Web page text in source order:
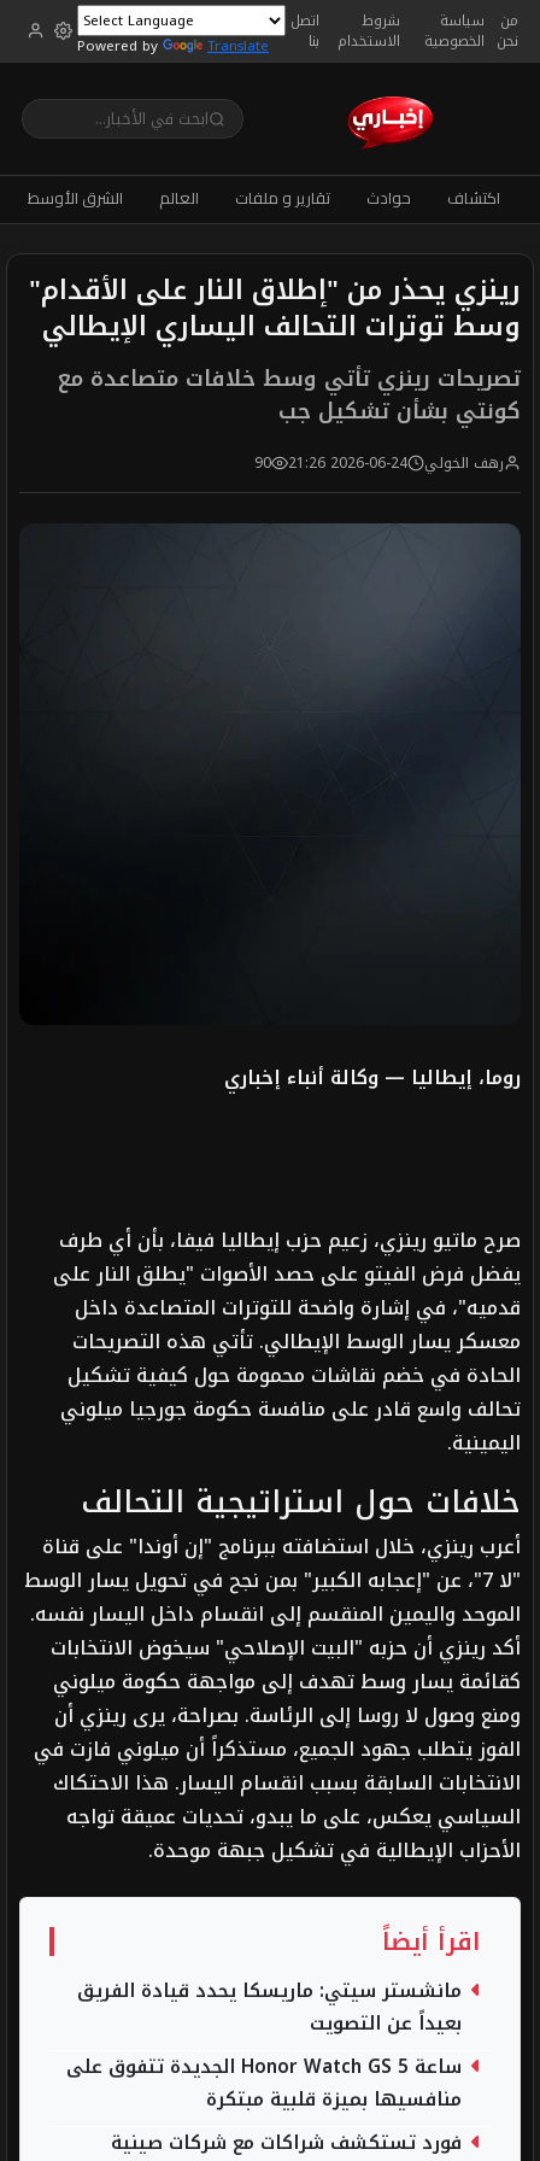
من
نحن
سياسة
الخصوصية
شروط
الاستخدام
اتصل
بنا Powered by Translate
اكتشاف حوادث تقارير و ملفات العالم الشرق الأوسط
رينزي يحذر من "إطلاق النار على الأقدام"
وسط توترات التحالف اليساري الإيطالي
تصريحات رينزي تأتي وسط خلافات متصاعدة مع
كونتي بشأن تشكيل جب
رهف الخولي 2026-06-24 21:26
90
روما، إيطاليا — وكالة أنباء إخباري
صرح ماتيو رينزي، زعيم حزب إيطاليا فيفا، بأن أي طرف
يفضل فرض الفيتو على حصد الأصوات "يطلق النار على
قدميه"، في إشارة واضحة للتوترات المتصاعدة داخل
معسكر يسار الوسط الإيطالي. تأتي هذه التصريحات
الحادة في خضم نقاشات محمومة حول كيفية تشكيل
تحالف واسع قادر على منافسة حكومة جورجيا ميلوني
اليمينية.
خلافات حول استراتيجية التحالف
أعرب رينزي، خلال استضافته ببرنامج "إن أوندا" على قناة
"لا 7"، عن "إعجابه الكبير" بمن نجح في تحويل يسار الوسط
الموحد واليمين المنقسم إلى انقسام داخل اليسار نفسه.
أكد رينزي أن حزبه "البيت الإصلاحي" سيخوض الانتخابات
كقائمة يسار وسط تهدف إلى مواجهة حكومة ميلوني
ومنع وصول لا روسا إلى الرئاسة. بصراحة، يرى رينزي أن
الفوز يتطلب جهود الجميع، مستذكراً أن ميلوني فازت في
الانتخابات السابقة بسبب انقسام اليسار. هذا الاحتكاك
السياسي يعكس، على ما يبدو، تحديات عميقة تواجه
الأحزاب الإيطالية في تشكيل جبهة موحدة.
اقرأ أيضاً
مانشستر سيتي: ماريسكا يحدد قيادة الفريق
بعيداً عن التصويت
ساعة Honor Watch GS 5 الجديدة تتفوق على
منافسيها بميزة قلبية مبتكرة
فورد تستكشف شراكات مع شركات صينية